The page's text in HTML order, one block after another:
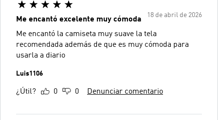
18 de abril de 2026
Me encantó excelente muy cómoda
Me encantó la camiseta muy suave la tela
recomendada además de que es muy cómoda para
usarla a diario
Luis1106
¿Útil? 0 0 Denunciar comentario